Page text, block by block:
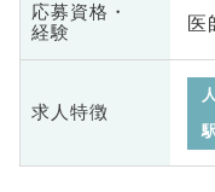
応募資格・
経験
医
求人特徴